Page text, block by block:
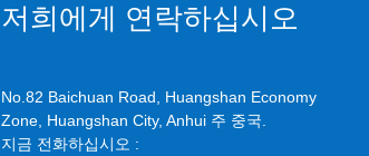
저희에게 연락하십시오
No.82 Baichuan Road, Huangshan Economy
Zone, Huangshan City, Anhui 주 중국.
지금 전화하십시오 :